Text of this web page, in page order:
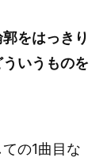
をはっきり
いうものを
の1曲目な